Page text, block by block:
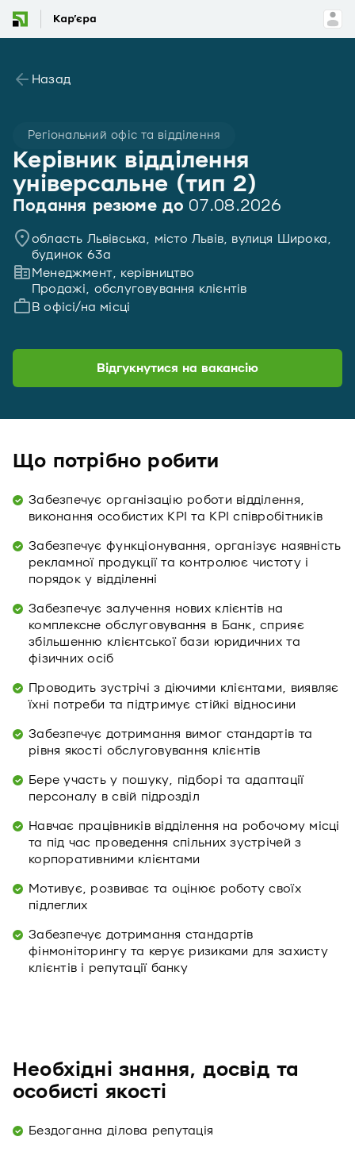
Назад
Регіональний офіс та відділення
Керівник відділення
універсальне (тип 2)
Подання резюме до 07.08.2026
область Львівська, місто Львів, вулиця Широка,
будинок 63а
Менеджмент, керівництво
Продажі, обслуговування клієнтів
В офісі/на місці
Відгукнутися на вакансію
Що потрібно робити
Забезпечує організацію роботи відділення,
виконання особистих KPI та KPI співробітників
Забезпечує функціонування, організує наявність
рекламної продукції та контролює чистоту і
порядок у відділенні
Забезпечує залучення нових клієнтів на
комплексне обслуговування в Банк, сприяє
збільшенню клієнтської бази юридичних та
фізичних осіб
Проводить зустрічі з діючими клієнтами, виявляє
їхні потреби та підтримує стійкі відносини
Забезпечує дотримання вимог стандартів та
рівня якості обслуговування клієнтів
Бере участь у пошуку, підборі та адаптації
персоналу в свій підрозділ
Навчає працівників відділення на робочому місці
та під час проведення спільних зустрічей з
корпоративними клієнтами
Мотивує, розвиває та оцінює роботу своїх
підлеглих
Забезпечує дотримання стандартів
фінмоніторингу та керує ризиками для захисту
клієнтів і репутації банку
Необхідні знання, досвід та
особисті якості
Бездоганна ділова репутація